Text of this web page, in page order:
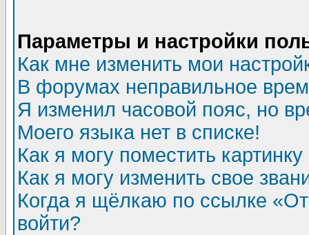
Параметры и настройки
Как мне изменить мои
В форумах неправильное
Я изменил часовой пояс, но
Моего языка нет в списке!
Как я могу поместить
Как я могу изменить свое
Когда я щёлкаю по ссылке
войти?